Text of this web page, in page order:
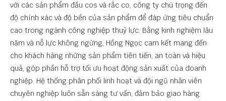
với các sản phẩm đầu cos và rắc co, công ty chú trọng đến
độ chính xác và độ bền của sản phẩm để đáp ứng tiêu chuẩn
cao trong ngành công nghiệp thuỷ lực. Bằng kinh nghiệm lâu
năm và nỗ lực không ngừng, Hồng Ngọc cam kết mang đến
cho khách hàng những sản phẩm tiên tiến, an toàn và hiệu
quả, góp phần hỗ trợ tối ưu hoạt động sản xuất của doanh
nghiệp. Hệ thống phân phối linh hoạt và đội ngũ nhân viên
chuyên nghiệp luôn sẵn sàng tư vấn, đảm bảo giao hàng